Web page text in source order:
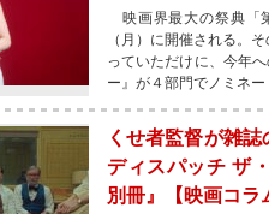
映画界最大の祭典「
（月）に開催される。
っていただけに、今年
ー』が４部門でノミネ
くせ者監督が雑
ディスパッチ ザ
別冊』【映画コラ